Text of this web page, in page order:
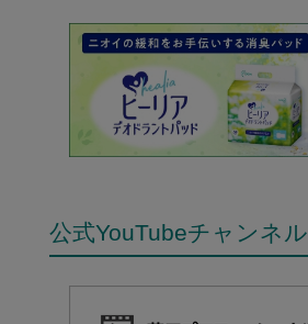
公式YouTubeチャンネル